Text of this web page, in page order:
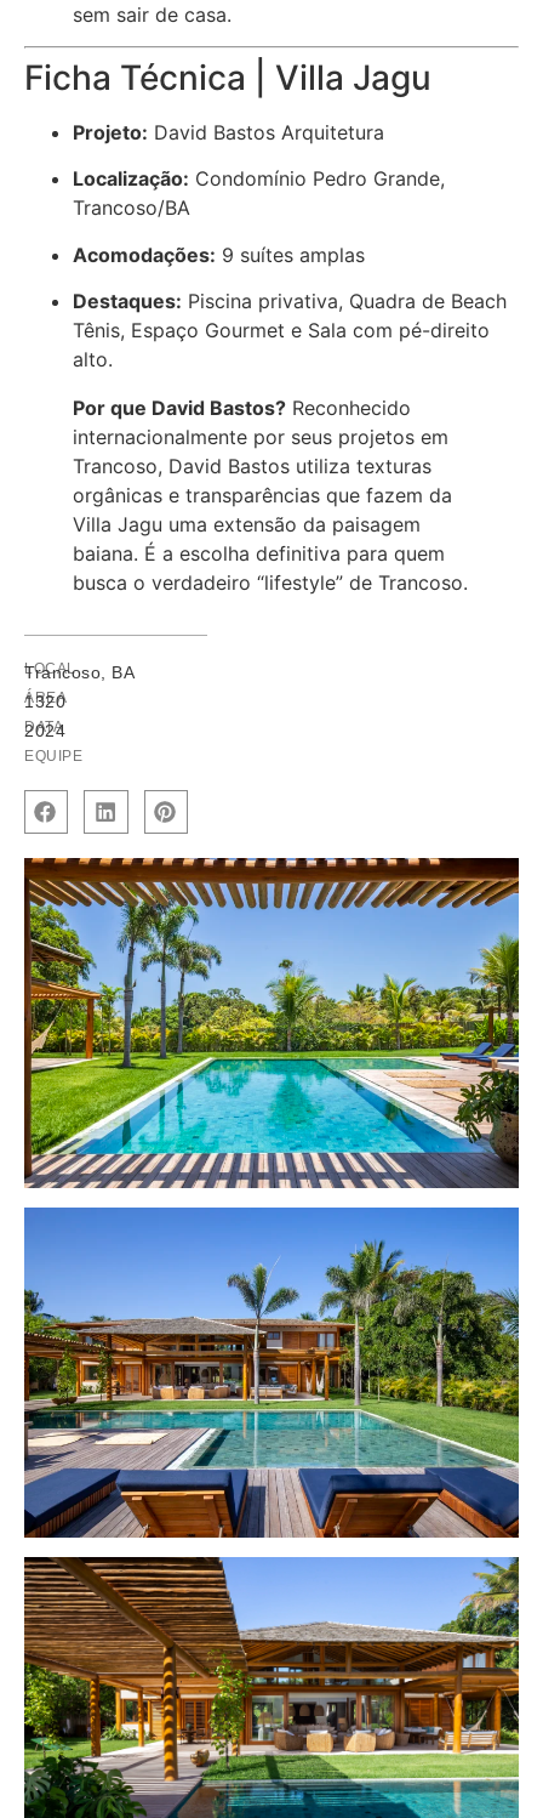
sem sair de casa.
Ficha Técnica | Villa Jagu
Projeto: David Bastos Arquitetura
Localização: Condomínio Pedro Grande,
Trancoso/BA
Acomodações: 9 suítes amplas
Destaques: Piscina privativa, Quadra de Beach
Tênis, Espaço Gourmet e Sala com pé-direito
alto.
Por que David Bastos? Reconhecido
internacionalmente por seus projetos em
Trancoso, David Bastos utiliza texturas
orgânicas e transparências que fazem da
Villa Jagu uma extensão da paisagem
baiana. É a escolha definitiva para quem
busca o verdadeiro “lifestyle” de Trancoso.
LOCAL
Trancoso, BA
ÁREA
1320
DATA
2024
EQUIPE